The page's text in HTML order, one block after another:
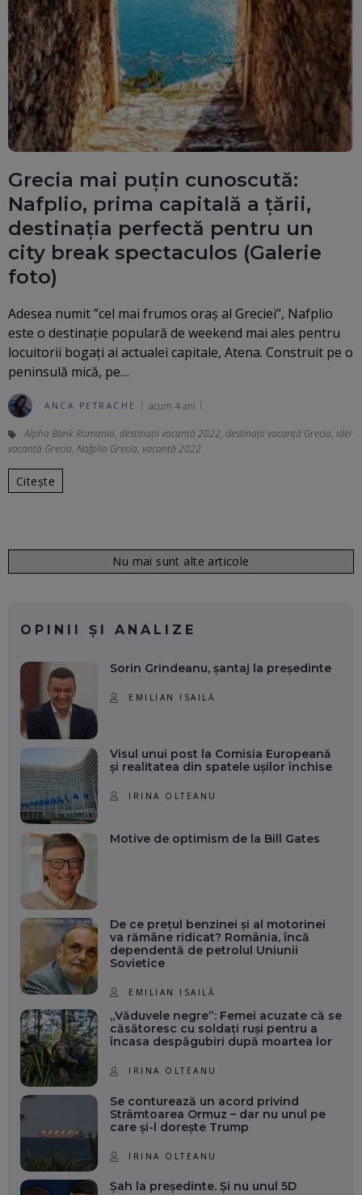
Grecia mai puțin cunoscută:
Nafplio, prima capitală a țării,
destinația perfectă pentru un
city break spectaculos (Galerie
foto)
Adesea numit ”cel mai frumos oraș al Greciei”, Nafplio
este o destinație populară de weekend mai ales pentru
locuitorii bogați ai actualei capitale, Atena. Construit pe o
peninsulă mică, pe…
ANCA PETRACHE acum 4 ani
Alpha Bank Romania, destinații vacanță 2022, destinații vacanță Grecia, idei
vacanță Grecia, Nafplio Grecia, vacanță 2022
Citește
Nu mai sunt alte articole
OPINII ȘI ANALIZE
Sorin Grindeanu, șantaj la președinte
EMILIAN ISAILĂ
Visul unui post la Comisia Europeană
și realitatea din spatele ușilor închise
IRINA OLTEANU
Motive de optimism de la Bill Gates
De ce prețul benzinei și al motorinei
va rămâne ridicat? România, încă
dependentă de petrolul Uniunii
Sovietice
EMILIAN ISAILĂ
„Văduvele negre”: Femei acuzate că se
căsătoresc cu soldați ruși pentru a
încasa despăgubiri după moartea lor
IRINA OLTEANU
Se conturează un acord privind
Strâmtoarea Ormuz – dar nu unul pe
care și-l dorește Trump
IRINA OLTEANU
Șah la președinte. Și nu unul 5D